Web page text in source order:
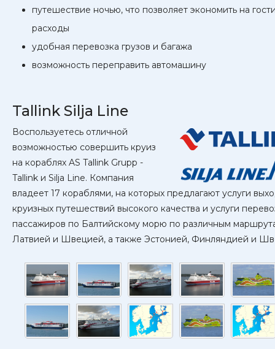
путешествие ночью, что позволяет экономить на
расходы
удобная перевозка грузов и багажа
возможность переправить автомашину
Tallink Silja Line
Воспользуетесь отличной
возможностью совершить круиз
на кораблях AS Tallink Grupp -
Tallink и Silja Line. Компания
владеет 17 кораблями, на которых предлагают услуги
круизных путешествий высокого качества и услуги
пассажиров по Балтийскому морю по различным
Латвией и Швецией, а также Эстонией, Финляндией и